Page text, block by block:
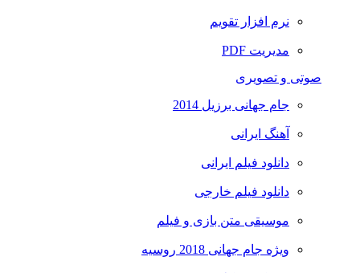
نرم افزار تقویم
مدیریت PDF
صوتی و تصویری
جام جهانی برزیل 2014
آهنگ ایرانی
دانلود فیلم ایرانی
دانلود فیلم خارجی
موسیقی متن بازی و فیلم
ویژه جام جهانی 2018 روسیه